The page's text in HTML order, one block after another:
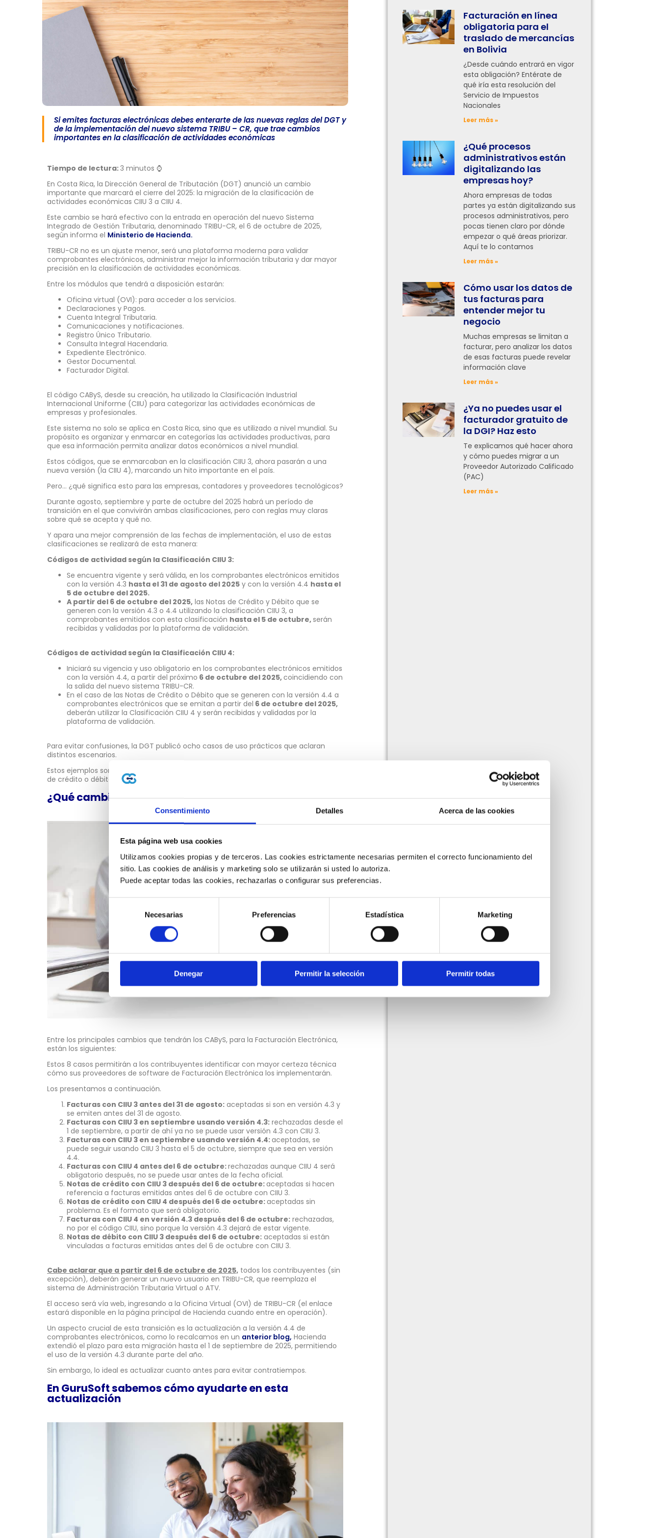
Consentimiento Detalles Acerca de las cookies
Esta página web usa cookies
Utilizamos cookies propias y de terceros. Las cookies estrictamente necesarias permiten el correcto funcionamiento del
sitio. Las cookies de análisis y marketing solo se utilizarán si usted lo autoriza.
Puede aceptar todas las cookies, rechazarlas o configurar sus preferencias.
consentimiento
Necesarias Preferencias Estadística Marketing
Denegar Permitir la selección Permitir todas
Si emites facturas electrónicas debes enterarte de las nuevas reglas del DGT y
de la implementación del nuevo sistema TRIBU – CR, que trae cambios
importantes en la clasificación de actividades económicas
Tiempo de lectura:3 minutos ⌚
En Costa Rica, la Dirección General de Tributación (DGT) anunció un cambio
importante que marcará el cierre del 2025: la migración de la clasificación de
actividades económicas CIIU 3 a CIIU 4.
Este cambio se hará efectivo con la entrada en operación del nuevo Sistema
Integrado de Gestión Tributaria, denominado TRIBU-CR, el 6 de octubre de 2025,
según informa el Ministerio de Hacienda.
TRIBU-CR no es un ajuste menor, será una plataforma moderna para validar
comprobantes electrónicos, administrar mejor la información tributaria y dar mayor
precisión en la clasificación de actividades económicas.
Entre los módulos que tendrá a disposición estarán:
Oficina virtual (OVI): para acceder a los servicios.
Declaraciones y Pagos.
Cuenta Integral Tributaria.
Comunicaciones y notificaciones.
Registro Único Tributario.
Consulta Integral Hacendaria.
Expediente Electrónico.
Gestor Documental.
Facturador Digital.
El código CAByS, desde su creación, ha utilizado la Clasificación Industrial
Internacional Uniforme (CIIU) para categorizar las actividades económicas de
empresas y profesionales.
Este sistema no solo se aplica en Costa Rica, sino que es utilizado a nivel mundial. Su
propósito es organizar y enmarcar en categorías las actividades productivas, para
que esa información permita analizar datos económicos a nivel mundial.
Estos códigos, que se enmarcaban en la clasificación CIIU 3, ahora pasarán a una
nueva versión (la CIIU 4), marcando un hito importante en el país.
Pero… ¿qué significa esto para las empresas, contadores y proveedores tecnológicos?
Durante agosto, septiembre y parte de octubre del 2025 habrá un período de
transición en el que convivirán ambas clasificaciones, pero con reglas muy claras
sobre qué se acepta y qué no.
Y apara una mejor comprensión de las fechas de implementación, el uso de estas
clasificaciones se realizará de esta manera:
Códigos de actividad según la Clasificación CIIU 3:
Se encuentra vigente y será válida, en los comprobantes electrónicos emitidos
con la versión 4.3 hasta el 31 de agosto del 2025 y con la versión 4.4 hasta el
5 de octubre del 2025.
A partir del 6 de octubre del 2025, las Notas de Crédito y Débito que se
generen con la versión 4.3 o 4.4 utilizando la clasificación CIIU 3, a
comprobantes emitidos con esta clasificación hasta el 5 de octubre,serán
recibidas y validadas por la plataforma de validación.
Códigos de actividad según la Clasificación CIIU 4:
Iniciará su vigencia y uso obligatorio en los comprobantes electrónicos emitidos
con la versión 4.4, a partir del próximo 6 de octubre del 2025,coincidiendo con
la salida del nuevo sistema TRIBU-CR.
En el caso de las Notas de Crédito o Débito que se generen con la versión 4.4 a
comprobantes electrónicos que se emitan a partir del 6 de octubre del 2025,
deberán utilizar la Clasificación CIIU 4 y serán recibidas y validadas por la
plataforma de validación.
Para evitar confusiones, la DGT publicó ocho casos de uso prácticos que aclaran
distintos escenarios.
Estos ejemplos son clave para que sepas exactamente cómo emitir facturas y notas
de crédito o débito sin que sean rechazadas.
¿Qué cambia y cuándo aplicarlo?
Entre los principales cambios que tendrán los CAByS, para la Facturación Electrónica,
están los siguientes:
Estos 8 casos permitirán a los contribuyentes identificar con mayor certeza técnica
cómo sus proveedores de software de Facturación Electrónica los implementarán.
Los presentamos a continuación.
Facturas con CIIU 3 antes del 31 de agosto: aceptadas si son en versión 4.3 y
se emiten antes del 31 de agosto.
Facturas con CIIU 3 en septiembre usando versión 4.3: rechazadas desde el
1 de septiembre, a partir de ahí ya no se puede usar versión 4.3 con CIIU 3.
Facturas con CIIU 3 en septiembre usando versión 4.4:aceptadas, se
puede seguir usando CIIU 3 hasta el 5 de octubre, siempre que sea en versión
4.4.
Facturas con CIIU 4 antes del 6 de octubre:rechazadas aunque CIIU 4 será
obligatorio después, no se puede usar antes de la fecha oficial.
Notas de crédito con CIIU 3 después del 6 de octubre:aceptadas si hacen
referencia a facturas emitidas antes del 6 de octubre con CIIU 3.
Notas de crédito con CIIU 4 después del 6 de octubre:aceptadas sin
problema. Es el formato que será obligatorio.
Facturas con CIIU 4 en versión 4.3 después del 6 de octubre: rechazadas,
no por el código CIIU, sino porque la versión 4.3 dejará de estar vigente.
Notas de débito con CIIU 3 después del 6 de octubre: aceptadas si están
vinculadas a facturas emitidas antes del 6 de octubre con CIIU 3.
Cabe aclarar que a partir del 6 de octubre de 2025, todos los contribuyentes (sin
excepción), deberán generar un nuevo usuario en TRIBU-CR, que reemplaza el
sistema de Administración Tributaria Virtual o ATV.
El acceso será vía web, ingresando a la Oficina Virtual (OVI) de TRIBU-CR (el enlace
estará disponible en la página principal de Hacienda cuando entre en operación).
Un aspecto crucial de esta transición es la actualización a la versión 4.4 de
comprobantes electrónicos, como lo recalcamos en un anterior blog, Hacienda
extendió el plazo para esta migración hasta el 1 de septiembre de 2025, permitiendo
el uso de la versión 4.3 durante parte del año.
Sin embargo, lo ideal es actualizar cuanto antes para evitar contratiempos.
En GuruSoft sabemos cómo ayudarte en esta
actualización
Facturación en línea
obligatoria para el
traslado de mercancías
en Bolivia
¿Desde cuándo entrará en vigor
esta obligación? Entérate de
qué iría esta resolución del
Servicio de Impuestos
Nacionales
Leer más »
¿Qué procesos
administrativos están
digitalizando las
empresas hoy?
Ahora empresas de todas
partes ya están digitalizando sus
procesos administrativos, pero
pocas tienen claro por dónde
empezar o qué áreas priorizar.
Aquí te lo contamos
Leer más »
Cómo usar los datos de
tus facturas para
entender mejor tu
negocio
Muchas empresas se limitan a
facturar, pero analizar los datos
de esas facturas puede revelar
información clave
Leer más »
¿Ya no puedes usar el
facturador gratuito de
la DGI? Haz esto
Te explicamos qué hacer ahora
y cómo puedes migrar a un
Proveedor Autorizado Calificado
(PAC)
Leer más »